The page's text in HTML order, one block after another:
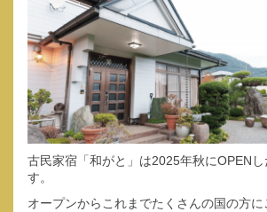
古民家宿「和がと」は2025年秋にOPEN
す。
オープンからこれまでたくさんの国の方に